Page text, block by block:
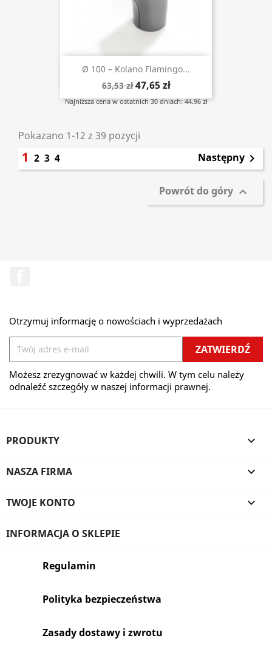
Ø 100 – Kolano Flamingo...
63,53 zł 47,65 zł
Najniższa cena w ostatnich 30 dniach: 44.96 zł
Pokazano 1-12 z 39 pozycji
1 2 3 4 Następny 
Powrót do góry 
Otrzymuj informację o nowościach i wyprzedażach
Możesz zrezygnować w każdej chwili. W tym celu należy
odnaleźć szczegóły w naszej informacji prawnej.
PRODUKTY 
NASZA FIRMA 
TWOJE KONTO 
INFORMACJA O SKLEPIE
Regulamin
Polityka bezpieczeństwa
Zasady dostawy i zwrotu